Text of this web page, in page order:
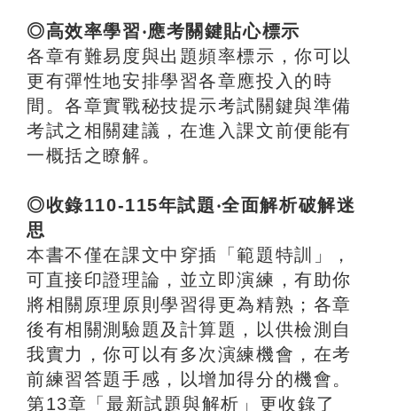
◎高效率學習‧應考關鍵貼心標示
各章有難易度與出題頻率標示，你可以
更有彈性地安排學習各章應投入的時
間。各章實戰秘技提示考試關鍵與準備
考試之相關建議，在進入課文前便能有
一概括之瞭解。
◎收錄110-115年試題‧全面解析破解迷
思
本書不僅在課文中穿插「範題特訓」，
可直接印證理論，並立即演練，有助你
將相關原理原則學習得更為精熟；各章
後有相關測驗題及計算題，以供檢測自
我實力，你可以有多次演練機會，在考
前練習答題手感，以增加得分的機會。
第13章「最新試題與解析」更收錄了